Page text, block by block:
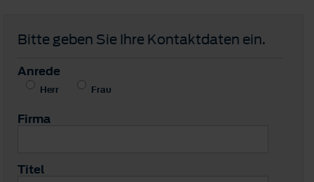
Bitte geben Sie Ihre Kontaktdaten ein.
Anrede
Herr Frau
Firma
Titel